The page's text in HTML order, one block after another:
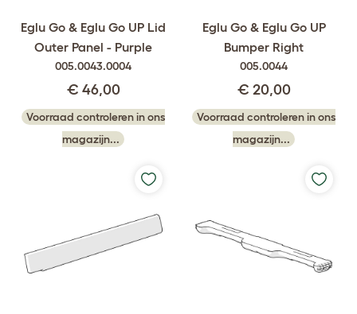
Eglu Go & Eglu Go UP Lid
Outer Panel - Purple
005.0043.0004
€ 46,00
Voorraad controleren in ons
magazijn...
Eglu Go & Eglu Go UP
Bumper Right
005.0044
€ 20,00
Voorraad controleren in ons
magazijn...